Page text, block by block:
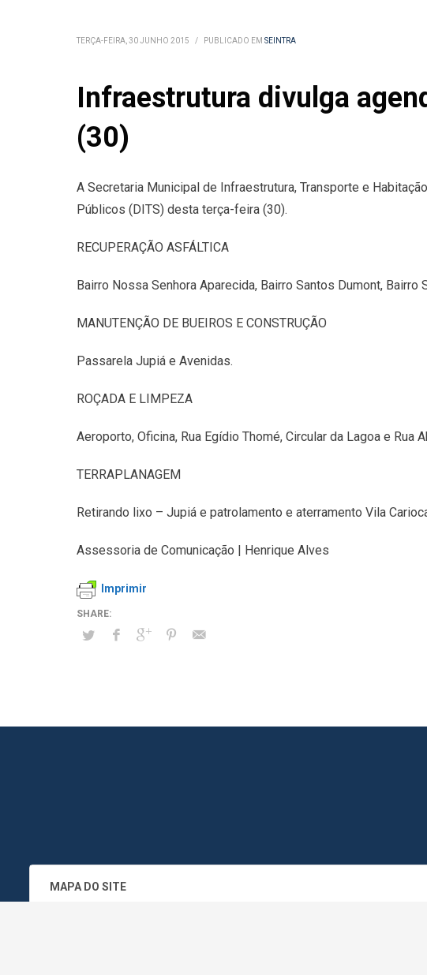
TERÇA-FEIRA, 30 JUNHO 2015 / PUBLICADO EM SEINTRA
Infraestrutura divulga
(30)
A Secretaria Municipal de Infraestrutura, Transporte e
Públicos (DITS) desta terça-feira (30).
RECUPERAÇÃO ASFÁLTICA
Bairro Nossa Senhora Aparecida, Bairro Santos Dumont, Bairro
MANUTENÇÃO DE BUEIROS E CONSTRUÇÃO
Passarela Jupiá e Avenidas.
ROÇADA E LIMPEZA
Aeroporto, Oficina, Rua Egídio Thomé, Circular da Lagoa e Rua
TERRAPLANAGEM
Retirando lixo – Jupiá e patrolamento e aterramento Vila
Assessoria de Comunicação | Henrique Alves
Imprimir
MAPA DO SITE